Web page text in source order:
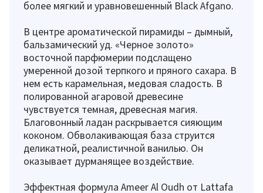
более мягкий и уравновешенный Black Afgano.
В центре ароматической пирамиды – дымный,
бальзамический уд. «Черное золото»
восточной парфюмерии подслащено
умеренной дозой терпкого и пряного сахара. В
нем есть карамельная, медовая сладость. В
полированной агаровой древесине
чувствуется темная, древесная магия.
Благовонный ладан раскрывается сияющим
коконом. Обволакивающая база струится
деликатной, реалистичной ванилью. Он
оказывает дурманящее воздействие.
Эффектная формула Ameer Al Oudh от Lattafa